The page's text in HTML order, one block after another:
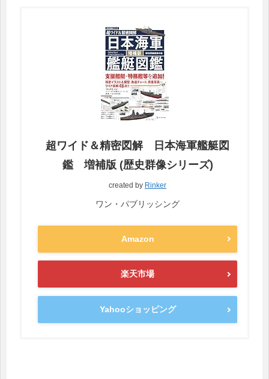
超ワイド＆精密図解 日本海軍艦艇図
鑑 増補版 (歴史群像シリーズ)
created by Rinker
ワン・パブリッシング
Amazon
楽天市場
Yahooショッピング